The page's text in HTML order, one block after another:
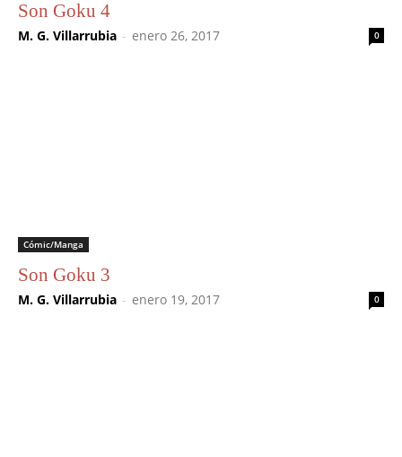
Son Goku 4
M. G. Villarrubia - enero 26, 2017 0
Cómic/Manga
Son Goku 3
M. G. Villarrubia - enero 19, 2017 0